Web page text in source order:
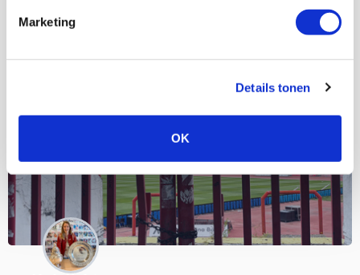
Marketing
Details tonen
OK
Blogs
Servische maffiabaas in grauwe bak
en feesten met Tadic